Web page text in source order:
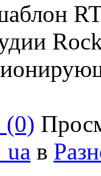
RT
(0)
в